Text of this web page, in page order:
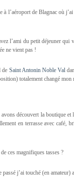
l’aéroport de Blagnac où
l’ami du petit déjeuner
ne vient pas !
de Saint Antonin Noble Val
totalement changé mon
découvert la boutique et
en terrasse avec café,
ces magnifiques tasses ?
j’ai touché (en amateur)